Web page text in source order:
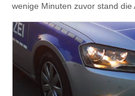
wenige Minuten zuvor stand die